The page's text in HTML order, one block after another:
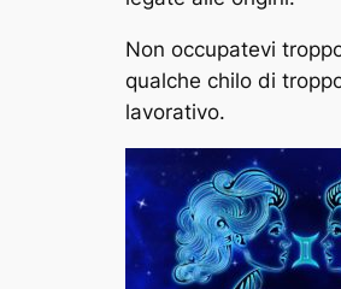
Non occupatevi
qualche chilo di
lavorativo.